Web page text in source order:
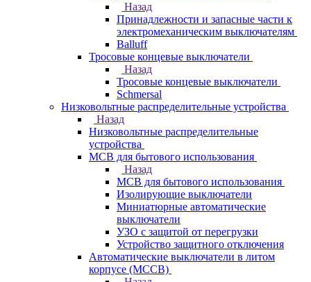
Назад
Принадлежности и запасные части к
электромеханическим выключателям
Balluff
Тросовые концевые выключатели
Назад
Тросовые концевые выключатели
Schmersal
Низковольтные распределительные устройства
Назад
Низковольтные распределительные
устройства
MCB для бытового использования
Назад
MCB для бытового использования
Изолирующие выключатели
Миниатюрные автоматические
выключатели
УЗО с защитой от перегрузки
Устройство защитного отключения
Автоматические выключатели в литом
корпусе (MCCB)